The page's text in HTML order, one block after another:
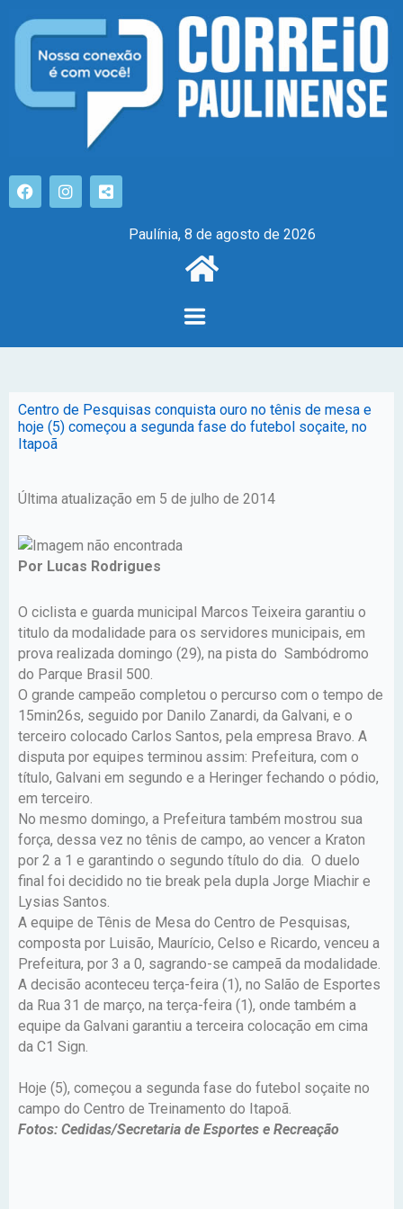
Paulínia, 8 de agosto de 2026
Centro de Pesquisas conquista ouro no tênis de mesa e
hoje (5) começou a segunda fase do futebol soçaite, no
Itapoã
Última atualização em 5 de julho de 2014
Por Lucas Rodrigues
O ciclista e guarda municipal Marcos Teixeira garantiu o
titulo da modalidade para os servidores municipais, em
prova realizada domingo (29), na pista do Sambódromo
do Parque Brasil 500.
O grande campeão completou o percurso com o tempo de
15min26s, seguido por Danilo Zanardi, da Galvani, e o
terceiro colocado Carlos Santos, pela empresa Bravo. A
disputa por equipes terminou assim: Prefeitura, com o
título, Galvani em segundo e a Heringer fechando o pódio,
em terceiro.
No mesmo domingo, a Prefeitura também mostrou sua
força, dessa vez no tênis de campo, ao vencer a Kraton
por 2 a 1 e garantindo o segundo título do dia. O duelo
final foi decidido no tie break pela dupla Jorge Miachir e
Lysias Santos.
A equipe de Tênis de Mesa do Centro de Pesquisas,
composta por Luisão, Maurício, Celso e Ricardo, venceu a
Prefeitura, por 3 a 0, sagrando-se campeã da modalidade.
A decisão aconteceu terça-feira (1), no Salão de Esportes
da Rua 31 de março, na terça-feira (1), onde também a
equipe da Galvani garantiu a terceira colocação em cima
da C1 Sign.
Hoje (5), começou a segunda fase do futebol soçaite no
campo do Centro de Treinamento do Itapoã.
Fotos: Cedidas/Secretaria de Esportes e Recreação